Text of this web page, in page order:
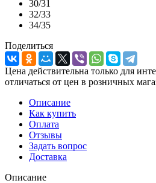
30/31
32/33
34/35
Поделиться
Цена действительна только для
отличаться от цен в розничных
Описание
Как купить
Оплата
Отзывы
Задать вопрос
Доставка
Описание